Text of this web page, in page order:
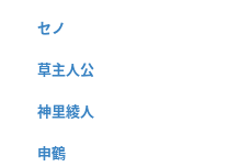
セノ
草主人公
神里綾人
申鶴